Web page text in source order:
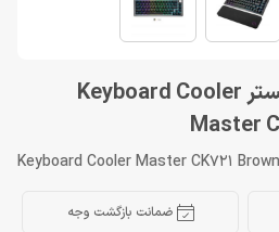
کیبورد مکانیکال کولرمستر Keyboard Cooler
Master
Keyboard Cooler Master CK721
ضمانت بازگشت وجه